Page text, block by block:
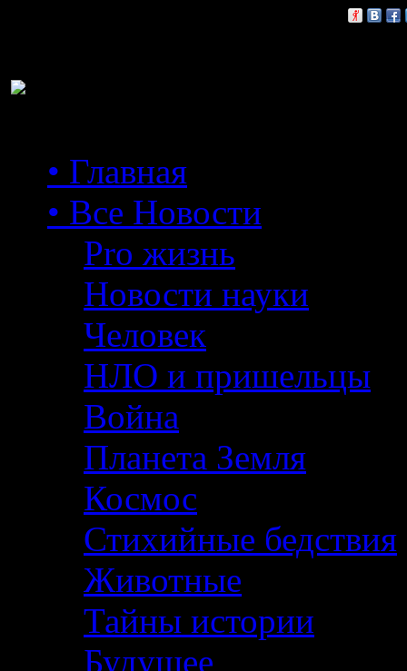
• Главная
• Все Новости
Pro жизнь
Новости науки
Человек
НЛО и пришельцы
Война
Планета Земля
Космос
Стихийные бедствия
Животные
Тайны истории
Будущее